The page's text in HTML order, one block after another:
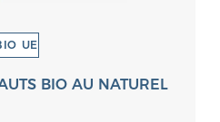
UE
BIO AU NATUREL